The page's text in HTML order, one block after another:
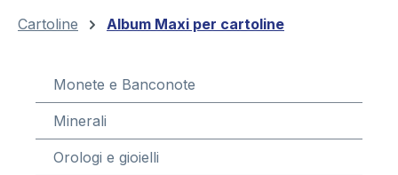
Cartoline Album Maxi per cartoline
Monete e Banconote
Minerali
Orologi e gioielli